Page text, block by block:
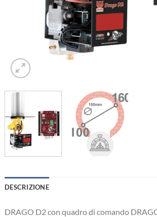
DESCRIZIONE
DRAGO D2 con quadro di comando